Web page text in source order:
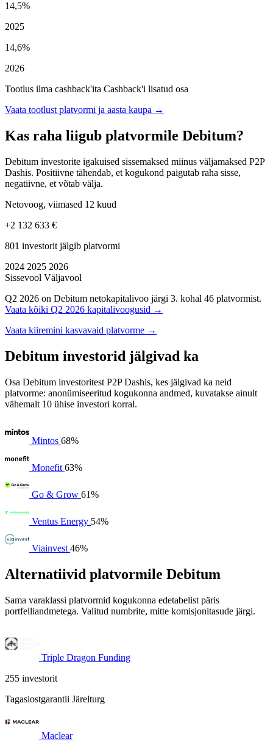
14,5%
2025
14,6%
2026
Tootlus ilma cashback'ita Cashback'i lisatud osa
Vaata tootlust platvormi ja aasta kaupa →
Kas raha liigub platvormile Debitum?
Debitum investorite igakuised sissemaksed miinus väljamaksed P2P
Dashis. Positiivne tähendab, et kogukond paigutab raha sisse,
negatiivne, et võtab välja.
Netovoog, viimased 12 kuud
+2 132 633 €
801 investorit jälgib platvormi
2024 2025 2026
Sissevool Väljavool
Q2 2026 on Debitum netokapitalivoo järgi 3. kohal 46 platvormist.
Vaata kõiki Q2 2026 kapitalivoogusid →
Vaata kiiremini kasvavaid platvorme →
Debitum investorid jälgivad ka
Osa Debitum investoritest P2P Dashis, kes jälgivad ka neid
platvorme: anonümiseeritud kogukonna andmed, kuvatakse ainult
vähemalt 10 ühise investori korral.
Mintos 68%
Monefit 63%
Go & Grow 61%
Ventus Energy 54%
Viainvest 46%
Alternatiivid platvormile Debitum
Sama varaklassi platvormid kogukonna edetabelist päris
portfelliandmetega. Valitud numbrite, mitte komisjonitasude järgi.
Triple Dragon Funding
255 investorit
Tagasiostgarantii Järelturg
Maclear